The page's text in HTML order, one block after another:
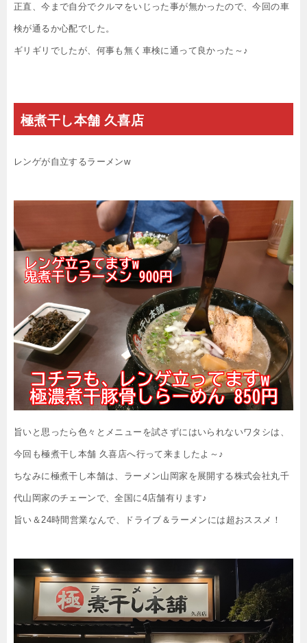
正直、今まで自分でクルマをいじった事が無かったので、今回の車
検が通るか心配でした。
ギリギリでしたが、何事も無く車検に通って良かった～♪
極煮干し本舗 久喜店
レンゲが自立するラーメンw
旨いと思ったら色々とメニューを試さずにはいられないワタシは、
今回も極煮干し本舗 久喜店へ行って来ましたよ～♪
ちなみに極煮干し本舗は、ラーメン山岡家を展開する株式会社丸千
代山岡家のチェーンで、全国に4店舗有ります♪
旨い＆24時間営業なんで、ドライブ＆ラーメンには超おススメ！